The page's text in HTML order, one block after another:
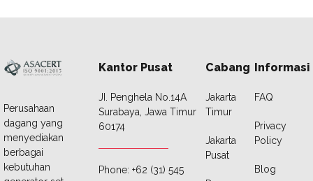
Perusahaan
dagang yang
menyediakan
berbagai
kebutuhan
Kantor Pusat
JI. Penghela No.14A
Surabaya, Jawa Timur
60174
Phone: +62 (31) 545
Cabang
Jakarta
Timur
Jakarta
Pusat
Informasi
FAQ
Privacy
Policy
Blog